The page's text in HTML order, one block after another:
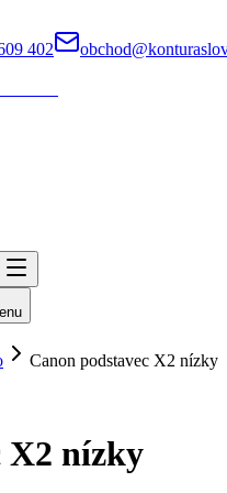
402
Canon podstavec X2 nízky
X2 nízky